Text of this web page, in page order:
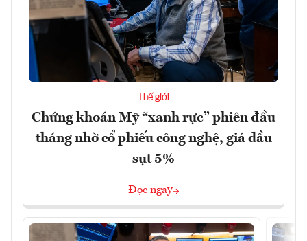
Thế giới
Chứng khoán Mỹ “xanh rực” phiên đầu
tháng nhờ cổ phiếu công nghệ, giá dầu
sụt 5%
Đọc ngay